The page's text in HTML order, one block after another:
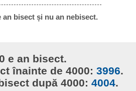
an bisect și nu an nebisect.
e an bisect.
înainte de 4000: 3996.
după 4000: 4004.